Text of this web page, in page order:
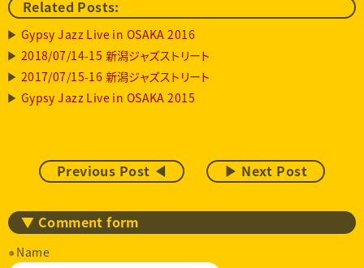
Related Posts:
Gypsy Jazz Live in OSAKA 2016
2018/07/14-15 新潟ジャズストリート
2017/07/15-16 新潟ジャズストリート
Gypsy Jazz Live in OSAKA 2015
Previous Post ◀ ▶ Next Post
▼ Comment form
Name